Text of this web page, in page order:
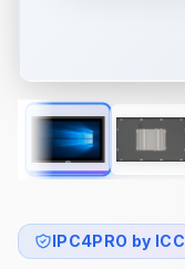
IPC4PRO by ICC